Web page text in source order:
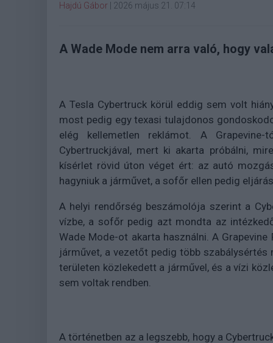
Hajdú Gábor 2026 május 21. 07:14
A Wade Mode nem arra való, hogy
A Tesla Cybertruck körül eddig sem volt
most pedig egy texasi tulajdonos
elég kellemetlen reklámot. A
Cybertruckjával, mert ki akarta próbálni,
kísérlet rövid úton véget ért: az autó
hagyniuk a járművet, a sofőr ellen pedig
A helyi rendőrség beszámolója szerint a
vízbe, a sofőr pedig azt mondta az
Wade Mode-ot akarta használni. A
járművet, a vezetőt pedig több
területen közlekedett a járművel, és a vízi
sem voltak rendben.
A történetben az a legszebb, hogy a